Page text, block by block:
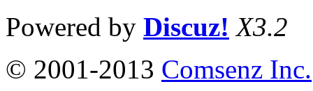
Powered by Discuz! X3.2
© 2001-2013 Comsenz Inc.